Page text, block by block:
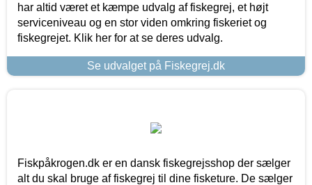
har altid været et kæmpe udvalg af fiskegrej, et højt
serviceniveau og en stor viden omkring fiskeriet og
fiskegrejet. Klik her for at se deres udvalg.
Se udvalget på Fiskegrej.dk
Fiskpåkrogen.dk er en dansk fiskegrejsshop der sælger
alt du skal bruge af fiskegrej til dine fisketure. De sælger